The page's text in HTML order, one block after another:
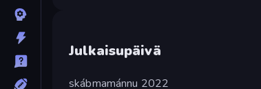
Julkaisupäivä
skábmamánnu 2022